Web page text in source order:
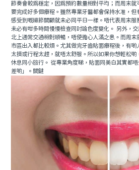
節奏會較爲穩定，因爲預約數量相對平均；而周末就
要完成好多個療程。雖然專業牙醫都會保持水准，但
感受到嘅細節關顧就未必同平日一樣。唔代表周末服
未必有咁多時間慢慢檢查同討論色度變化。 另外，
北上通常交通相對順暢，唔使擔心人滿之患。而周
市區出入都比較煩。尤其做完牙齒貼面療程後，有
太擠或行程太趕，就唔太舒服。所以如果你想輕松
休息同小旅行。 從專業角度睇，貼面同美白其實都
差啲」。關鍵